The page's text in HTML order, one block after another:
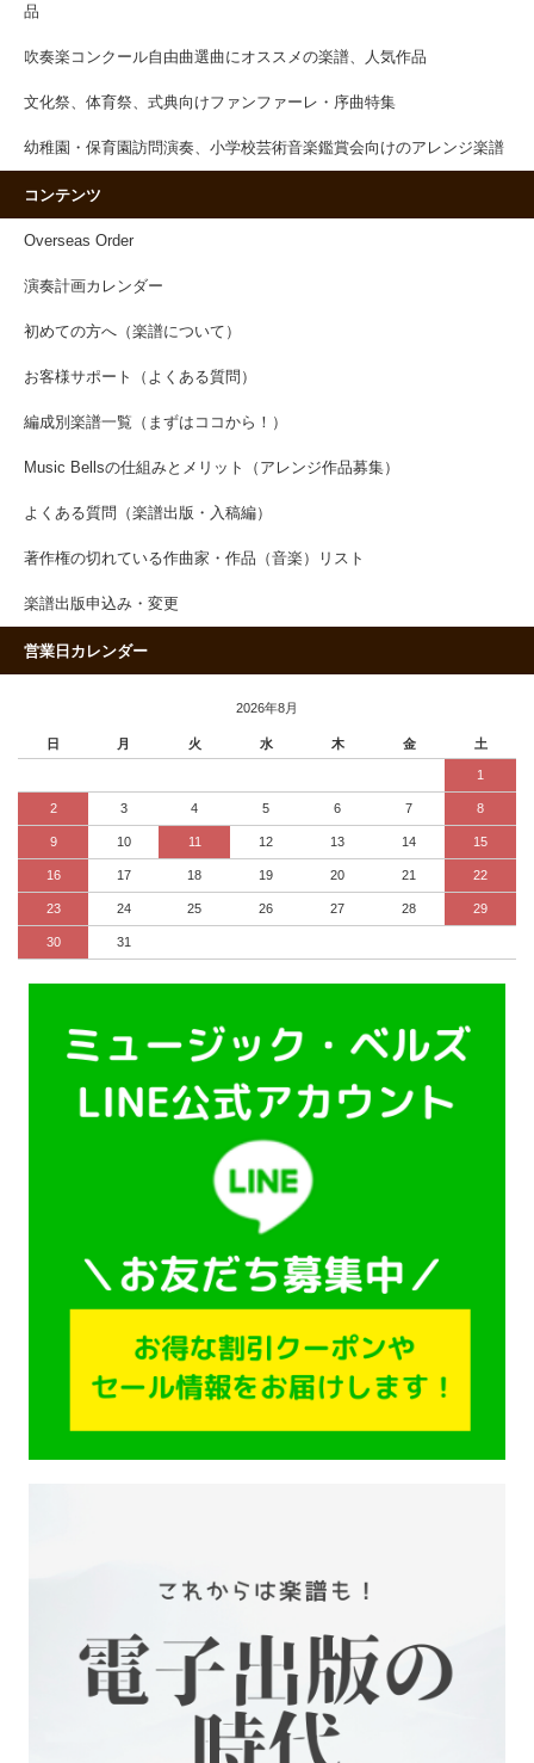
品
吹奏楽コンクール自由曲選曲にオススメの楽譜、人気作品
文化祭、体育祭、式典向けファンファーレ・序曲特集
幼稚園・保育園訪問演奏、小学校芸術音楽鑑賞会向けのアレンジ楽譜
コンテンツ
Overseas Order
演奏計画カレンダー
初めての方へ（楽譜について）
お客様サポート（よくある質問）
編成別楽譜一覧（まずはココから！）
Music Bellsの仕組みとメリット（アレンジ作品募集）
よくある質問（楽譜出版・入稿編）
著作権の切れている作曲家・作品（音楽）リスト
楽譜出版申込み・変更
営業日カレンダー
2026年8月
日 月 火 水 木 金 土
1
2 3 4 5 6 7 8
9 10 11 12 13 14 15
16 17 18 19 20 21 22
23 24 25 26 27 28 29
30 31